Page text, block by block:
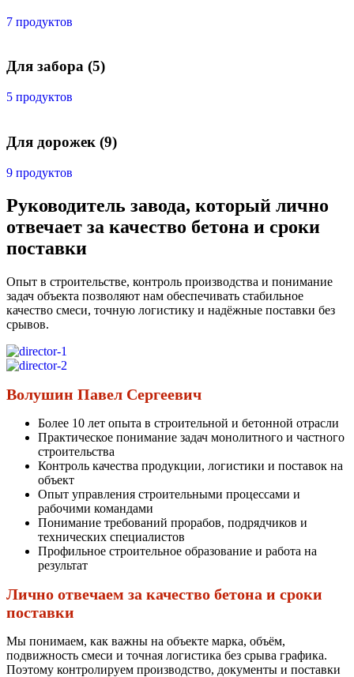
7 продуктов
Для забора (5)
5 продуктов
Для дорожек (9)
9 продуктов
Руководитель завода, который лично
отвечает за качество бетона и сроки
поставки
Опыт в строительстве, контроль производства и понимание
задач объекта позволяют нам обеспечивать стабильное
качество смеси, точную логистику и надёжные поставки без
срывов.
Волушин Павел Сергеевич
Более 10 лет опыта в строительной и бетонной отрасли
Практическое понимание задач монолитного и частного
строительства
Контроль качества продукции, логистики и поставок на
объект
Опыт управления строительными процессами и
рабочими командами
Понимание требований прорабов, подрядчиков и
технических специалистов
Профильное строительное образование и работа на
результат
Лично отвечаем за качество бетона и сроки
поставки
Мы понимаем, как важны на объекте марка, объём,
подвижность смеси и точная логистика без срыва графика.
Поэтому контролируем производство, документы и поставки